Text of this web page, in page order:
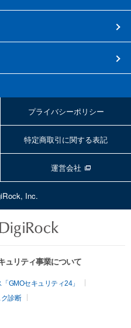
プライバシーポリシー
特定商取引に関する表記
運営会社
Inc.
ュリティ事業について
GMOセキュリティ24」
診断